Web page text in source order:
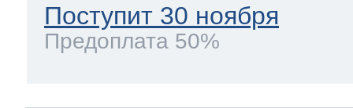
Поступит 30 ноября
Предоплата 50%